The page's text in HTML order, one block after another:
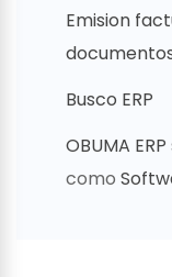
Emision
Busco ERP
OBUMA ERP
como